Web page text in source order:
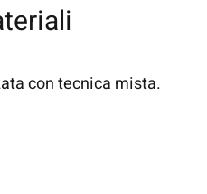
con tecnica mista.